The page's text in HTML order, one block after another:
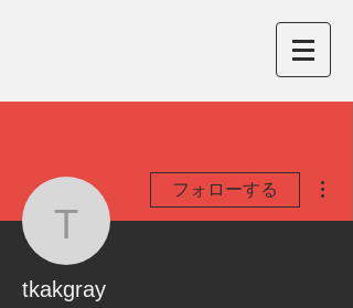
tkakgray
フォローする
tkakgray